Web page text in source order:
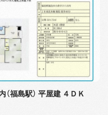
（福島駅） 平屋建 ４ＤＫ